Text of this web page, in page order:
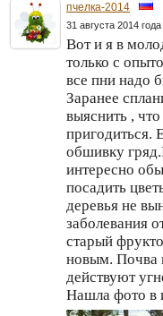
пчелка-2014
31 августа 2014 года
Вот и я в
только с
все пни надо
Заранее
выяснить ,
пригодиться.
обшивку
интересно
посадить
деревья не
заболевания
старый
новым. Почва
действуют
Нашла фото в